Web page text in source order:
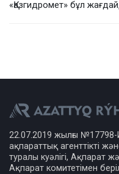
«Қазгидромет» бұл
22.07.2019 жылғы
ақпараттық агенттікті
туралы куәлігі, Ақпарат
Ақпарат комитетімен